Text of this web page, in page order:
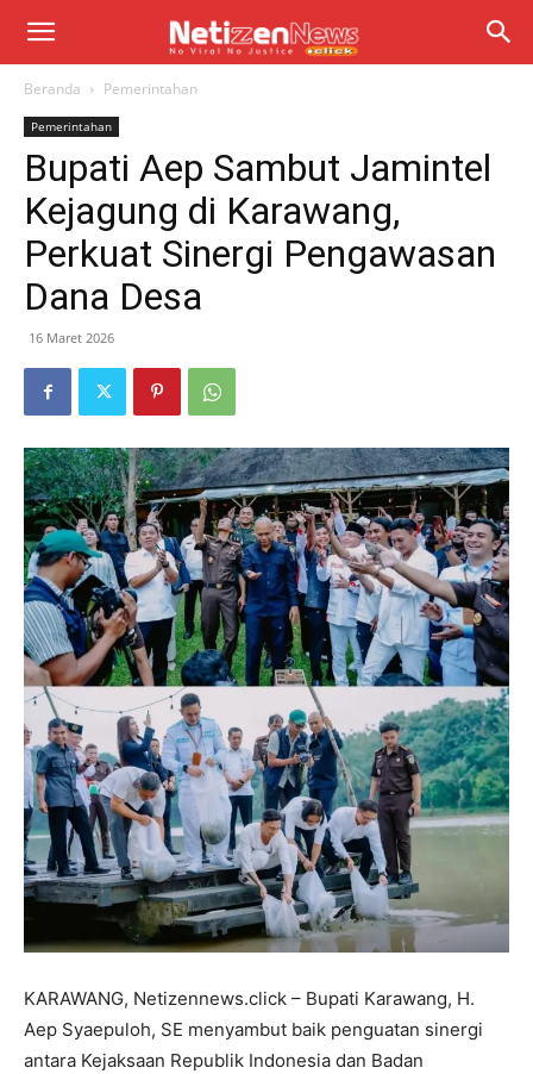
Beranda Pemerintahan
Pemerintahan
Bupati Aep Sambut Jamintel
Kejagung di Karawang,
Perkuat Sinergi Pengawasan
Dana Desa
16 Maret 2026
KARAWANG, Netizennews.click – Bupati Karawang, H.
Aep Syaepuloh, SE menyambut baik penguatan sinergi
antara Kejaksaan Republik Indonesia dan Badan